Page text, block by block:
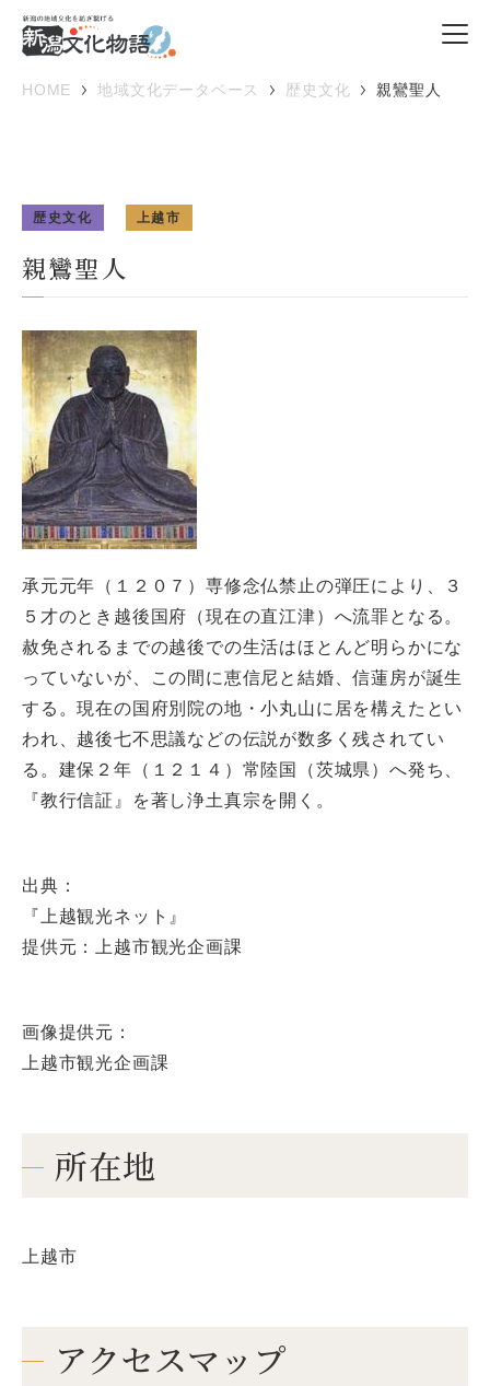
HOME 地域文化データベース 歴史文化 親鸞聖人
歴史文化 上越市
親鸞聖人
承元元年（１２０７）専修念仏禁止の弾圧により、３
５才のとき越後国府（現在の直江津）へ流罪となる。
赦免されるまでの越後での生活はほとんど明らかにな
っていないが、この間に恵信尼と結婚、信蓮房が誕生
する。現在の国府別院の地・小丸山に居を構えたとい
われ、越後七不思議などの伝説が数多く残されてい
る。建保２年（１２１４）常陸国（茨城県）へ発ち、
『教行信証』を著し浄土真宗を開く。
出典：
『上越観光ネット』
提供元：上越市観光企画課
画像提供元：
上越市観光企画課
所在地
上越市
アクセスマップ